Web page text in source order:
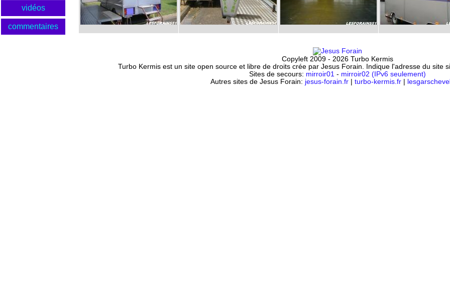
vidéos
commentaires
Copyleft 2009 - 2026 Turbo Kermis
Turbo Kermis est un site open source et libre de droits crée par Jesus Forain. Indique l'adresse du site
Sites de secours: mirroir01 - mirroir02 (IPv6 seulement)
Autres sites de Jesus Forain: jesus-forain.fr| turbo-kermis.fr|